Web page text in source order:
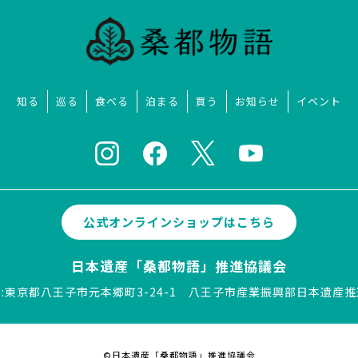
知る 巡る 食べる 泊まる 買う お知らせ イベント
公式オンラインショップはこちら
日本遺産「桑都物語」推進協議会
東京都八王子市元本郷町3-24-1 八王子市産業振興部日本遺産
©日本遺産「桑都物語」推進協議会